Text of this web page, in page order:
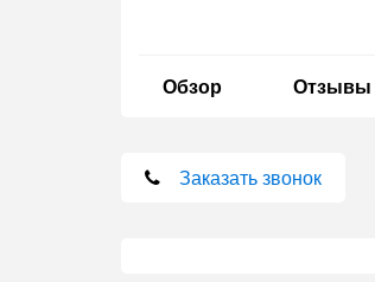
Обзор Отзывы
Заказать звонок